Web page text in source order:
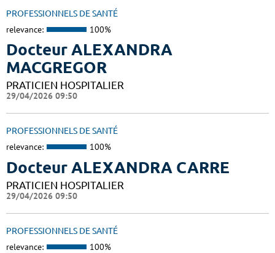
PROFESSIONNELS DE SANTÉ
relevance: 100%
Docteur ALEXANDRA
MACGREGOR
PRATICIEN HOSPITALIER
29/04/2026 09:50
PROFESSIONNELS DE SANTÉ
relevance: 100%
Docteur ALEXANDRA CARRE
PRATICIEN HOSPITALIER
29/04/2026 09:50
PROFESSIONNELS DE SANTÉ
relevance: 100%